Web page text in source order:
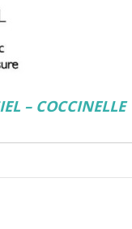
– COCCINELLE